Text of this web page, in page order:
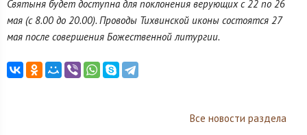
Святыня будет доступна для поклонения верующих с 22 по 26
мая (с 8.00 до 20.00). Проводы Тихвинской иконы состоятся 27
мая после совершения Божественной литургии.
Все новости раздела